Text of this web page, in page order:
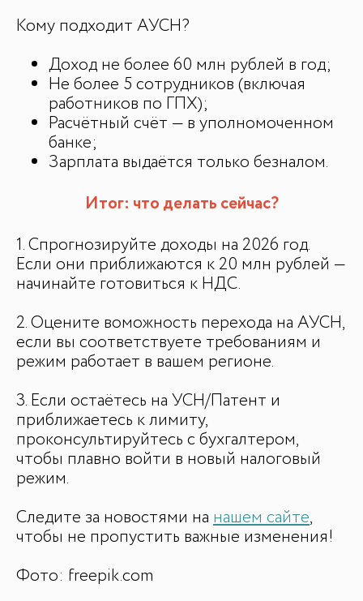
Кому подходит АУСН?
Доход не более 60 млн рублей в год;
Не более 5 сотрудников (включая
работников по ГПХ);
Расчётный счёт — в уполномоченном
банке;
Зарплата выдаётся только безналом.
Итог: что делать сейчас?
1. Спрогнозируйте доходы на 2026 год.
Если они приближаются к 20 млн рублей —
начинайте готовиться к НДС.
2. Оцените воможность перехода на АУСН,
если вы соответствуете требованиям и
режим работает в вашем регионе.
3. Если остаётесь на УСН/Патент и
приближаетесь к лимиту,
проконсультируйтесь с бухгалтером,
чтобы плавно войти в новый налоговый
режим.
Следите за новостями на нашем сайте,
чтобы не пропустить важные изменения!
Фото: freepik.com